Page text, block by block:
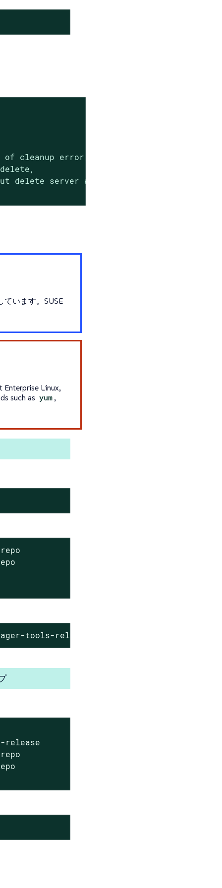
cleanup error,
delete server anyway
ています。SUSE
Enterprise Linux,
such as yum ,
tools-release
release